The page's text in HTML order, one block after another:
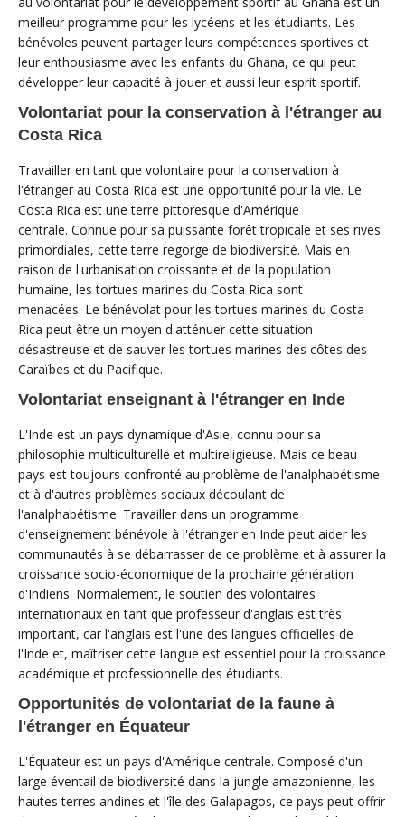
meilleur programme pour les lycéens et les étudiants. Les
bénévoles peuvent partager leurs compétences sportives et
leur enthousiasme avec les enfants du Ghana, ce qui peut
développer leur capacité à jouer et aussi leur esprit sportif.
Volontariat pour la conservation à l'étranger au
Costa Rica
Travailler en tant que volontaire pour la conservation à
l'étranger au Costa Rica est une opportunité pour la vie. Le
Costa Rica est une terre pittoresque d'Amérique
centrale. Connue pour sa puissante forêt tropicale et ses rives
primordiales, cette terre regorge de biodiversité. Mais en
raison de l'urbanisation croissante et de la population
humaine, les tortues marines du Costa Rica sont
menacées. Le bénévolat pour les tortues marines du Costa
Rica peut être un moyen d'atténuer cette situation
désastreuse et de sauver les tortues marines des côtes des
Caraïbes et du Pacifique.
Volontariat enseignant à l'étranger en Inde
L'Inde est un pays dynamique d'Asie, connu pour sa
philosophie multiculturelle et multireligieuse. Mais ce beau
pays est toujours confronté au problème de l'analphabétisme
et à d'autres problèmes sociaux découlant de
l'analphabétisme. Travailler dans un programme
d'enseignement bénévole à l'étranger en Inde peut aider les
communautés à se débarrasser de ce problème et à assurer la
croissance socio-économique de la prochaine génération
d'Indiens. Normalement, le soutien des volontaires
internationaux en tant que professeur d'anglais est très
important, car l'anglais est l'une des langues officielles de
l'Inde et, maîtriser cette langue est essentiel pour la croissance
académique et professionnelle des étudiants.
Opportunités de volontariat de la faune à
l'étranger en Équateur
L'Équateur est un pays d'Amérique centrale. Composé d'un
large éventail de biodiversité dans la jungle amazonienne, les
hautes terres andines et l'île des Galapagos, ce pays peut offrir